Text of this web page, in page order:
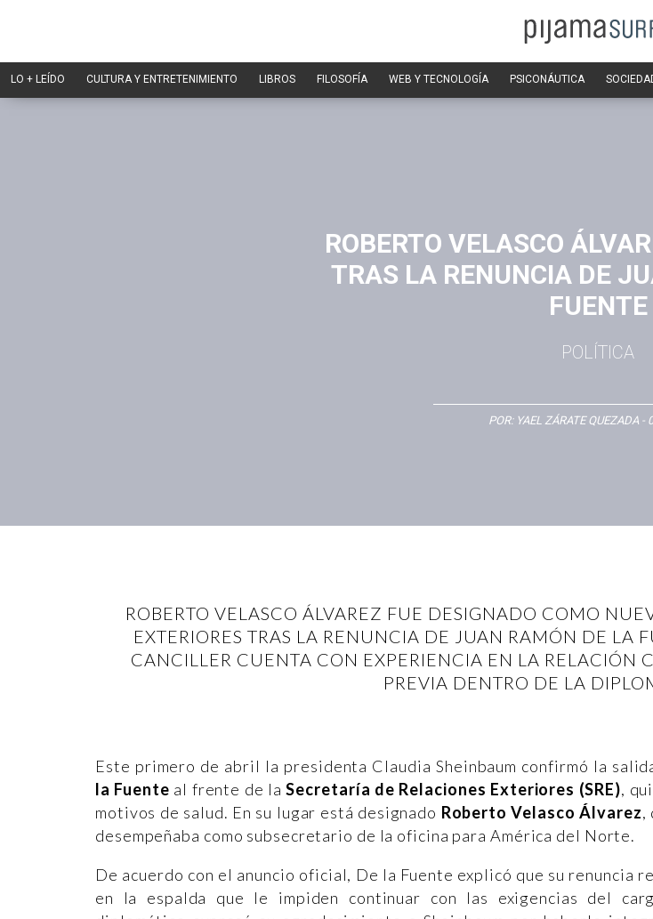
LO + LEÍDO CULTURA Y ENTRETENIMIENTO LIBROS FILOSOFÍA WEB Y TECNOLOGÍA PSICONÁUTICA
ROBERTO VELASCO
TRAS LA RENUNCIA DE
FUENTE
POLÍTICA
POR: YAEL ZÁRATE QUEZADA -
ROBERTO VELASCO ÁLVAREZ FUE DESIGNADO COMO
EXTERIORES TRAS LA RENUNCIA DE JUAN RAMÓN DE LA
CANCILLER CUENTA CON EXPERIENCIA EN LA RELACIÓN
PREVIA DENTRO DE LA
Este primero de abril la presidenta Claudia Sheinbaum confirmó la
la Fuente al frente de laSecretaría de Relaciones Exteriores (SRE),
motivos de salud. En su lugar está designado Roberto Velasco Álvarez,
desempeñaba como subsecretario de la oficina para América del Norte.
De acuerdo con el anuncio oficial, De la Fuente explicó que su renuncia
en la espalda que le impiden continuar con las exigencias del